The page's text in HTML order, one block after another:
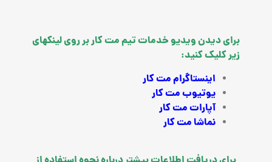
برای دیدن ویدیو خدمات تیم مت کار بر روی لینکهای
زیر کلیک کنید:
اینستاگرام مت کار
یوتیوب مت کار
آپارات مت کار
نماشا مت کار